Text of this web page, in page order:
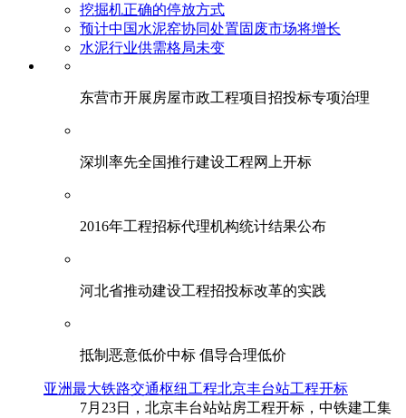
挖掘机正确的停放方式
预计中国水泥窑协同处置固废市场将增长
水泥行业供需格局未变
东营市开展房屋市政工程项目招投标专项治理
深圳率先全国推行建设工程网上开标
2016年工程招标代理机构统计结果公布
河北省推动建设工程招投标改革的实践
抵制恶意低价中标 倡导合理低价
亚洲最大铁路交通枢纽工程北京丰台站工程开标
7月23日，北京丰台站站房工程开标，中铁建工集